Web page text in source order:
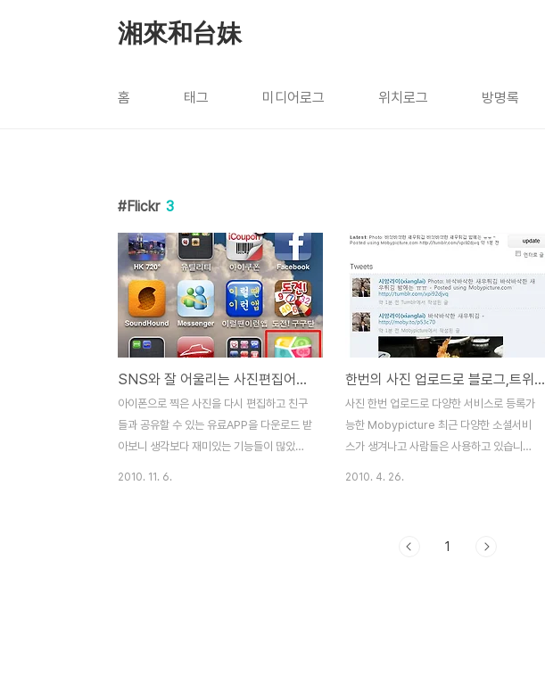
湘來和台妹
홈 태그 미디어로그 위치로그 방명록
Flickr 3
SNS와 잘 어울리는 사진편집어플-포토쉐이크
아이폰으로 찍은 사진을 다시 편집하고 친구
들과 공유할 수 있는 유료APP을 다운로드 받
아보니 생각보다 재미있는 기능들이 많았습
2010. 11. 6.
한번의 사진 업로드로 블로그,트위터,플리커로 업로드하기
사진 한번 업로드로 다양한 서비스로 등록가
능한 Mobypicture 최근 다양한 소셜서비
스가 생겨나고 사람들은 사용하고 있습니다.
정 등록후 사이트에서 블로그 보내기 라는 기
2010. 4. 26.
1